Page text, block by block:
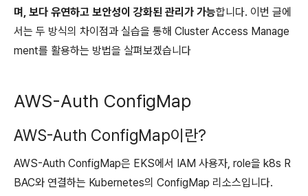
며, 보다 유연하고 보안성이 강화된 관리가 가능합니다. 이번 글에
서는 두 방식의 차이점과 실습을 통해 Cluster Access Manage
ment를 활용하는 방법을 살펴보겠습니다
AWS-Auth ConfigMap
AWS-Auth ConfigMap이란?
AWS-Auth ConfigMap은 EKS에서 IAM 사용자, role을 k8s R
BAC와 연결하는 Kubernetes의 ConfigMap 리소스입니다.